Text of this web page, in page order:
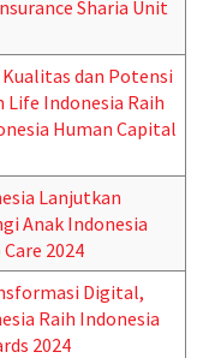
Sharia Unit
dan Potensi
Life Indonesia Raih
Human Capital
Lanjutkan
Anak Indonesia
2024
Digital,
Raih Indonesia
2024